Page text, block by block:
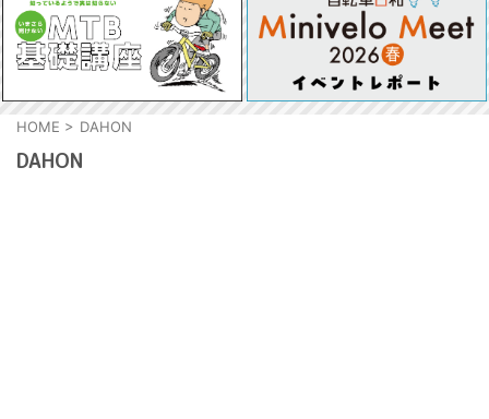
HOME > DAHON
DAHON